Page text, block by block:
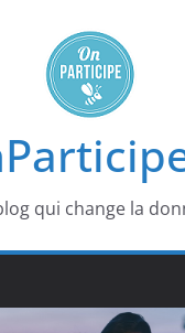
qui change la